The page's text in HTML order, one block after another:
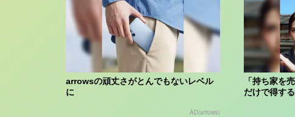
arrowsの頑丈さがとんでもないレベル
に
AD(arrows)
「持ち家を
だけで得す